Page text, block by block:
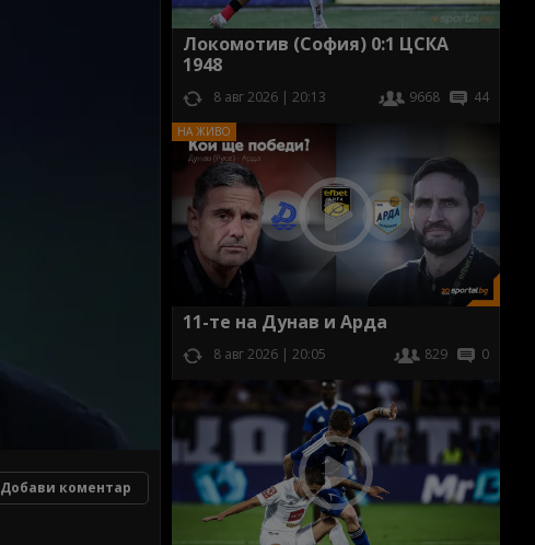
Добави коментар
Локомотив (София) 0:1 ЦСКА
1948
8 авг 2026 | 20:13 9668 44
11-те на Дунав и Арда
8 авг 2026 | 20:05 829 0